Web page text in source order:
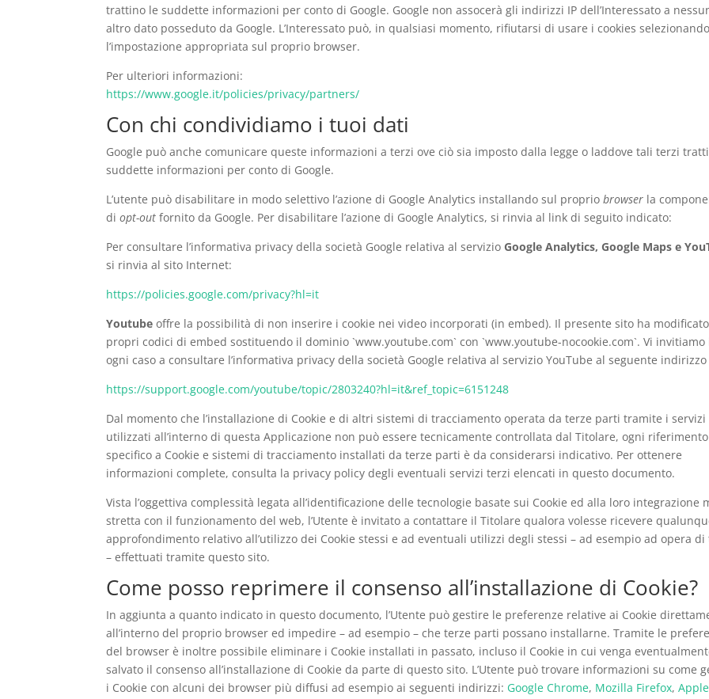
trattino le suddette informazioni per conto di Google. Google non assocerà gli indirizzi IP dell’Interessato a
altro dato posseduto da Google. L’Interessato può, in qualsiasi momento, rifiutarsi di usare i cookies selezionando
l’impostazione appropriata sul proprio browser.
Per ulteriori informazioni:
https://www.google.it/policies/privacy/partners/
Con chi condividiamo i tuoi dati
Google può anche comunicare queste informazioni a terzi ove ciò sia imposto dalla legge o laddove tali terzi
suddette informazioni per conto di Google.
L’utente può disabilitare in modo selettivo l’azione di Google Analytics installando sul propriobrowser la
diopt-out fornito da Google. Per disabilitare l’azione di Google Analytics, si rinvia al link di seguito indicato:
Per consultare l’informativa privacy della società Google relativa al servizio Google Analytics, Google Maps e
si rinvia al sito Internet:
https://policies.google.com/privacy?hl=it
Youtube offre la possibilità di non inserire i cookie nei video incorporati (in embed). Il presente sito ha
propri codici di embed sostituendo il dominio `www.youtube.com` con `www.youtube-nocookie.com`. Vi invitiamo
ogni caso a consultare l’informativa privacy della società Google relativa al servizio YouTube al seguente indirizzo
https://support.google.com/youtube/topic/2803240?hl=it&ref_topic=6151248
Dal momento che l’installazione di Cookie e di altri sistemi di tracciamento operata da terze parti tramite i servizi
utilizzati all’interno di questa Applicazione non può essere tecnicamente controllata dal Titolare, ogni riferimento
specifico a Cookie e sistemi di tracciamento installati da terze parti è da considerarsi indicativo. Per ottenere
informazioni complete, consulta la privacy policy degli eventuali servizi terzi elencati in questo documento.
Vista l’oggettiva complessità legata all’identificazione delle tecnologie basate sui Cookie ed alla loro integrazione
stretta con il funzionamento del web, l’Utente è invitato a contattare il Titolare qualora volesse ricevere
approfondimento relativo all’utilizzo dei Cookie stessi e ad eventuali utilizzi degli stessi – ad esempio ad opera di
– effettuati tramite questo sito.
Come posso reprimere il consenso all’installazione di Cookie?
In aggiunta a quanto indicato in questo documento, l’Utente può gestire le preferenze relative ai Cookie
all’interno del proprio browser ed impedire – ad esempio – che terze parti possano installarne. Tramite le
del browser è inoltre possibile eliminare i Cookie installati in passato, incluso il Cookie in cui venga
salvato il consenso all’installazione di Cookie da parte di questo sito. L’Utente può trovare informazioni su come
i Cookie con alcuni dei browser più diffusi ad esempio ai seguenti indirizzi: Google Chrome, Mozilla Firefox,Apple